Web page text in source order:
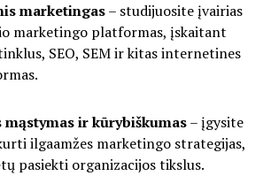
marketingas– studijuosite įvairias
marketingo platformas, įskaitant
SEO, SEM ir kitas internetines
mąstymas ir kūrybiškumas– įgysite
ilgaamžes marketingo strategijas,
pasiekti organizacijos tikslus.